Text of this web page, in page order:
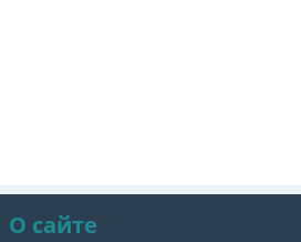
О сайте